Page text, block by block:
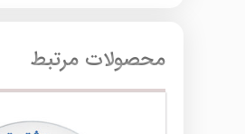
محصولات مرتبط